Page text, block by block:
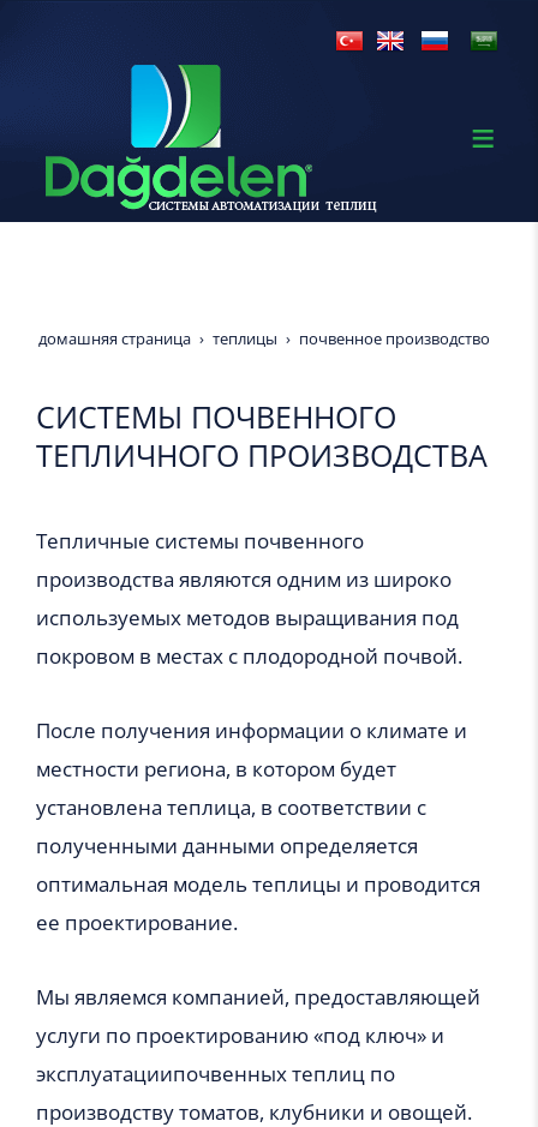
домашняя страница теплицы почвенное производство
СИСТЕМЫ ПОЧВЕННОГО
ТЕПЛИЧНОГО ПРОИЗВОДСТВА
Тепличные системы почвенного
производства являются одним из широко
используемых методов выращивания под
покровом в местах с плодородной почвой.
После получения информации о климате и
местности региона, в котором будет
установлена теплица, в соответствии с
полученными данными определяется
оптимальная модель теплицы и проводится
ее проектирование.
Мы являемся компанией, предоставляющей
услуги по проектированию «под ключ» и
эксплуатациипочвенных теплиц по
производству томатов, клубники и овощей.